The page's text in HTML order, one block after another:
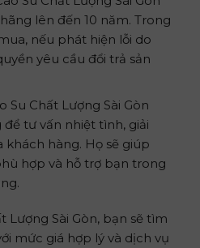
lên đến 10 năm. Trong
nếu phát hiện lỗi do
yêu cầu đổi trả sản
Su Chất Lượng Sài Gòn
tư vấn nhiệt tình, giải
hàng. Họ sẽ giúp
hợp và hỗ trợ bạn trong
Lượng Sài Gòn, bạn sẽ tìm
mức giá hợp lý và dịch vụ